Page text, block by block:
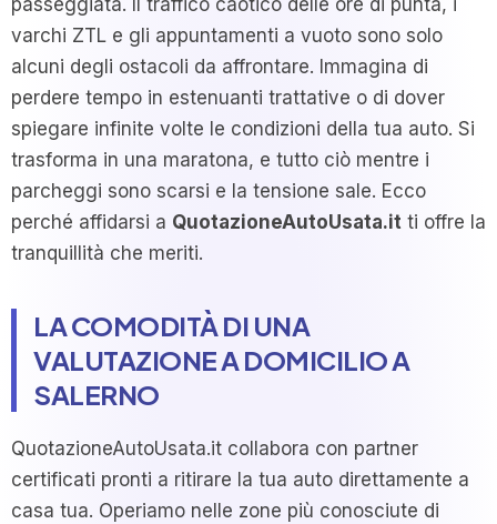
passeggiata. Il traffico caotico delle ore di punta, i
varchi ZTL e gli appuntamenti a vuoto sono solo
alcuni degli ostacoli da affrontare. Immagina di
perdere tempo in estenuanti trattative o di dover
spiegare infinite volte le condizioni della tua auto. Si
trasforma in una maratona, e tutto ciò mentre i
parcheggi sono scarsi e la tensione sale. Ecco
perché affidarsi a QuotazioneAutoUsata.it ti offre la
tranquillità che meriti.
LA COMODITÀ DI UNA
VALUTAZIONE A DOMICILIO A
SALERNO
QuotazioneAutoUsata.it collabora con partner
certificati pronti a ritirare la tua auto direttamente a
casa tua. Operiamo nelle zone più conosciute di